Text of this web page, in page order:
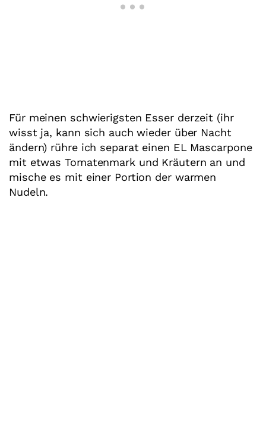
Für meinen schwierigsten Esser derzeit (ihr
wisst ja, kann sich auch wieder über Nacht
ändern) rühre ich separat einen EL Mascarpone
mit etwas Tomatenmark und Kräutern an und
mische es mit einer Portion der warmen
Nudeln.